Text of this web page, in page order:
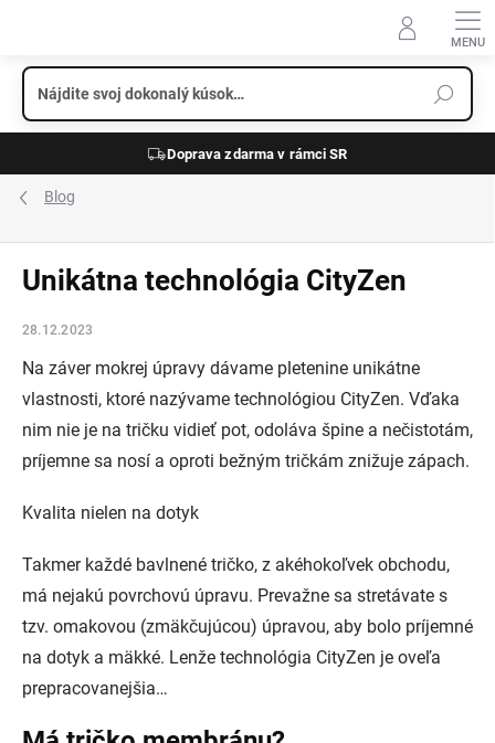
Doprava zdarma v rámci SR
Blog
Unikátna technológia CityZen
28.12.2023
Na záver mokrej úpravy dávame pletenine unikátne
vlastnosti, ktoré nazývame technológiou CityZen. Vďaka
nim nie je na tričku vidieť pot, odoláva špine a nečistotám,
príjemne sa nosí a oproti bežným tričkám znižuje zápach.
Kvalita nielen na dotyk
Takmer každé bavlnené tričko, z akéhokoľvek obchodu,
má nejakú povrchovú úpravu. Prevažne sa stretávate s
tzv. omakovou (zmäkčujúcou) úpravou, aby bolo príjemné
na dotyk a mäkké. Lenže technológia CityZen je oveľa
prepracovanejšia…